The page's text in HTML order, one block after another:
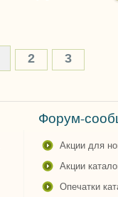
2 3
Форум-
акции для
акции
опечатки